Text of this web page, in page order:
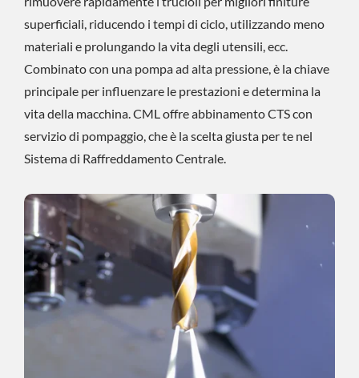
superficiali, riducendo i tempi di ciclo, utilizzando meno
materiali e prolungando la vita degli utensili, ecc.
Combinato con una pompa ad alta pressione, è la chiave
principale per influenzare le prestazioni e determina la
vita della macchina. CML offre abbinamento CTS con
servizio di pompaggio, che è la scelta giusta per te nel
Sistema di Raffreddamento Centrale.